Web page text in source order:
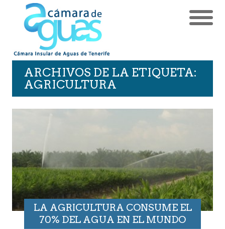
ARCHIVOS DE LA ETIQUETA:
AGRICULTURA
LA AGRICULTURA CONSUME EL
70% DEL AGUA EN EL MUNDO